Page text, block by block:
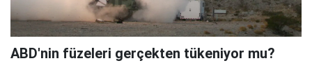
ABD'nin füzeleri gerçekten tükeniyor mu?